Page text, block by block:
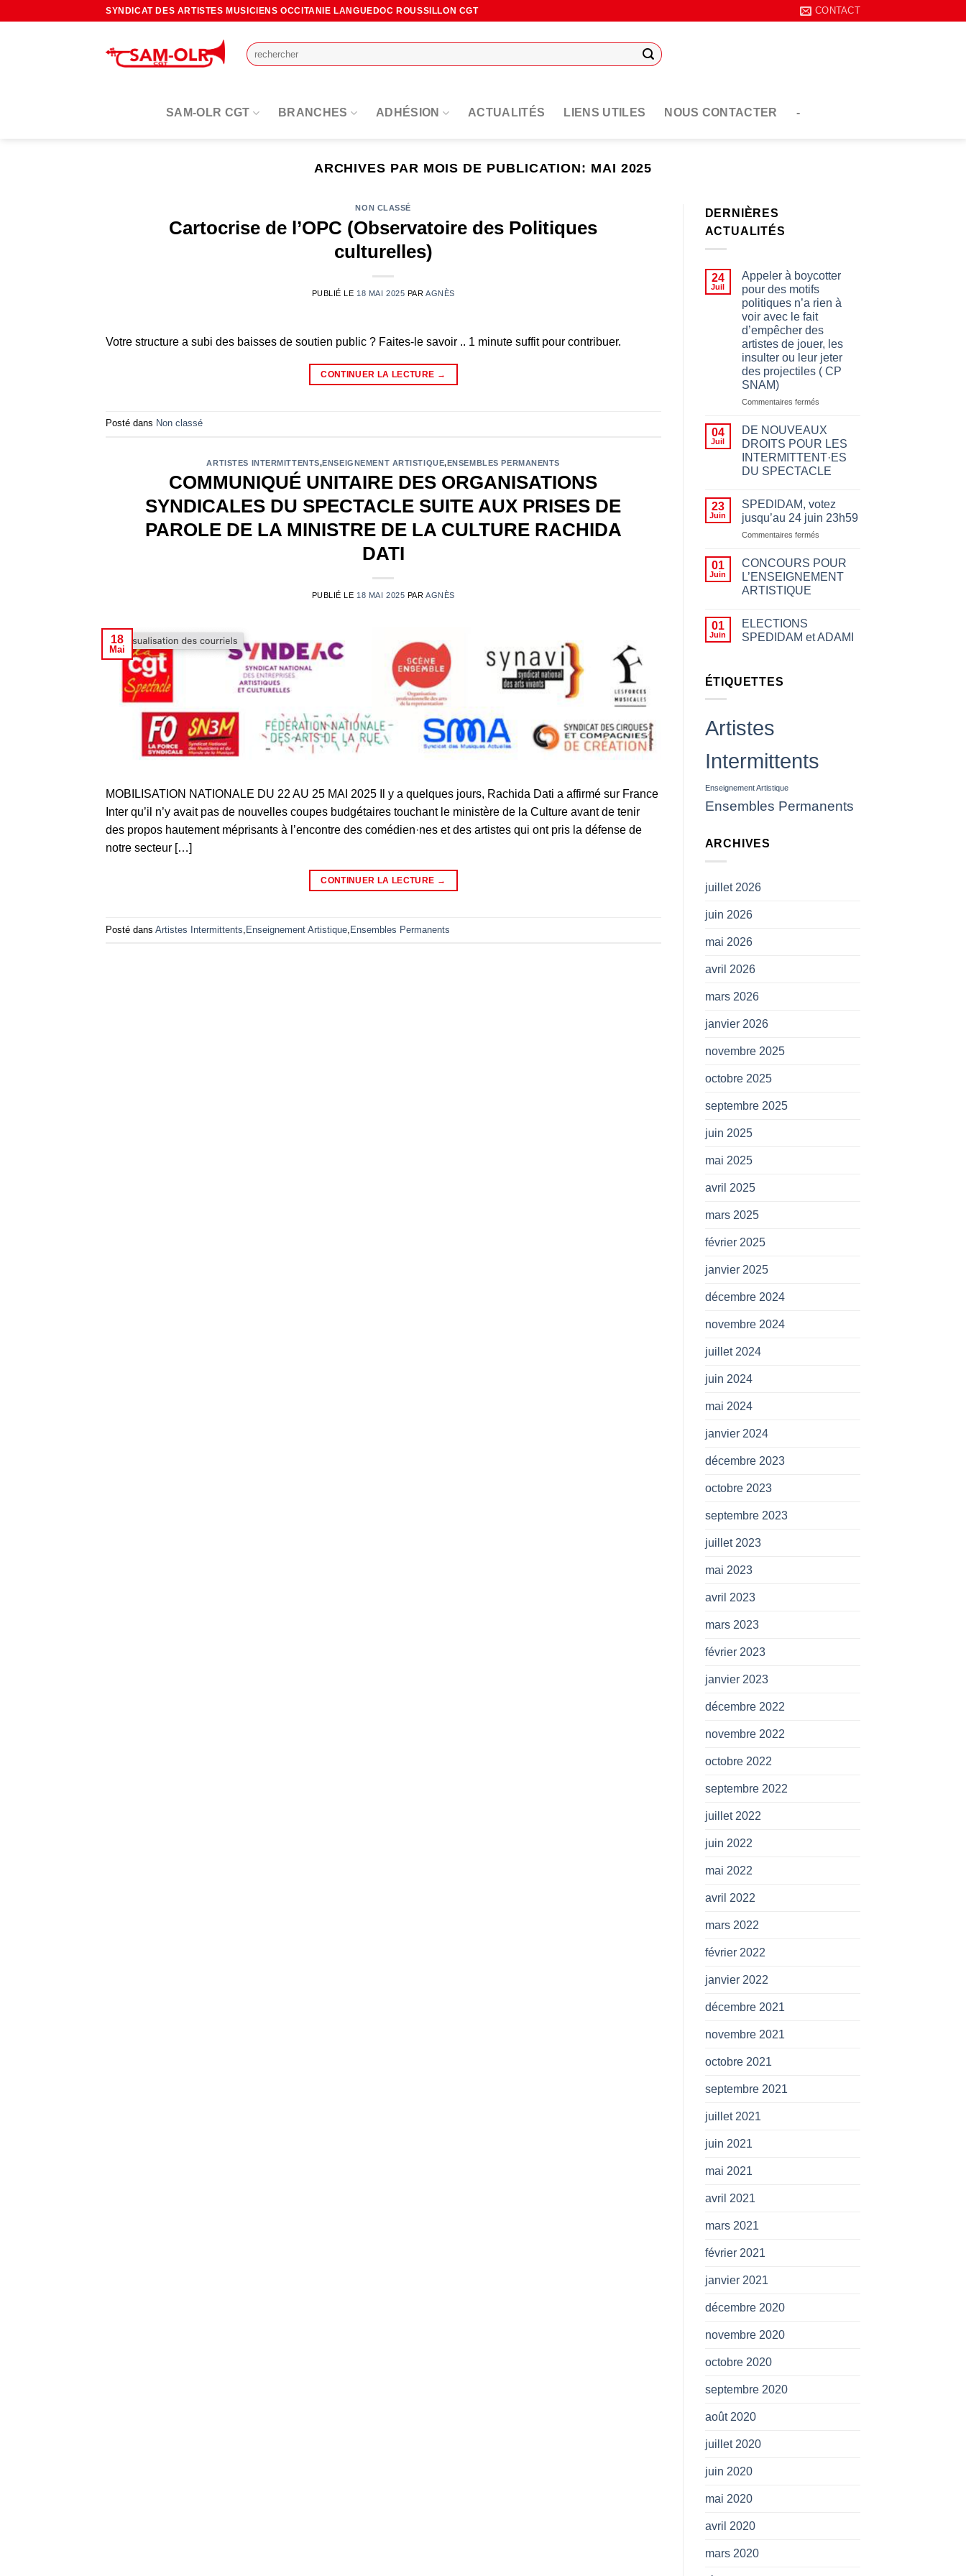
SYNDICAT DES ARTISTES MUSICIENS OCCITANIE LANGUEDOC ROUSSILLON CGT CONTACT
SAM-OLR CGT BRANCHES ADHÉSION ACTUALITÉS LIENS UTILES NOUS CONTACTER -
ARCHIVES PAR MOIS DE PUBLICATION: MAI 2025
NON CLASSÉ
Cartocrise de l’OPC (Observatoire des Politiques
culturelles)
PUBLIÉ LE 18 MAI 2025 PARAGNÈS
Votre structure a subi des baisses de soutien public ? Faites-le savoir .. 1 minute suffit pour contribuer.
CONTINUER LA LECTURE →
Posté dans Non classé
ARTISTES INTERMITTENTS,ENSEIGNEMENT ARTISTIQUE,ENSEMBLES PERMANENTS
COMMUNIQUÉ UNITAIRE DES ORGANISATIONS
SYNDICALES DU SPECTACLE SUITE AUX PRISES DE
PAROLE DE LA MINISTRE DE LA CULTURE RACHIDA
DATI
PUBLIÉ LE18 MAI 2025 PARAGNÈS
18
Mai
MOBILISATION NATIONALE DU 22 AU 25 MAI 2025 Il y a quelques jours, Rachida Dati a affirmé sur France
Inter qu’il n’y avait pas de nouvelles coupes budgétaires touchant le ministère de la Culture avant de tenir
des propos hautement méprisants à l’encontre des comédien·nes et des artistes qui ont pris la défense de
notre secteur […]
CONTINUER LA LECTURE →
Posté dans Artistes Intermittents Enseignement Artistique Ensembles Permanents
DERNIÈRES
ACTUALITÉS
24
Juil
Appeler à boycotter
pour des motifs
politiques n’a rien à
voir avec le fait
d’empêcher des
artistes de jouer, les
insulter ou leur jeter
des projectiles ( CP
SNAM)
Commentaires ferméssur
à
boycotter
pour
des
motifs
n’a
rien
à
voir
le
fait
les
04
Juil
DE NOUVEAUX
DROITS POUR LES
INTERMITTENT·ES
DU SPECTACLE
23
Juin
SPEDIDAM, votez
jusqu’au 24 juin 23h59
Commentaires ferméssur
votez
jusqu’au
24
01
Juin
CONCOURS POUR
L’ENSEIGNEMENT
ARTISTIQUE
01
Juin
ELECTIONS
SPEDIDAM et ADAMI
ÉTIQUETTES
Artistes
Intermittents
Enseignement Artistique
Ensembles Permanents
ARCHIVES
juillet 2026
juin 2026
mai 2026
avril 2026
mars 2026
janvier 2026
novembre 2025
octobre 2025
septembre 2025
juin 2025
mai 2025
avril 2025
mars 2025
février 2025
janvier 2025
décembre 2024
novembre 2024
juillet 2024
juin 2024
mai 2024
janvier 2024
décembre 2023
octobre 2023
septembre 2023
juillet 2023
mai 2023
avril 2023
mars 2023
février 2023
janvier 2023
décembre 2022
novembre 2022
octobre 2022
septembre 2022
juillet 2022
juin 2022
mai 2022
avril 2022
mars 2022
février 2022
janvier 2022
décembre 2021
novembre 2021
octobre 2021
septembre 2021
juillet 2021
juin 2021
mai 2021
avril 2021
mars 2021
février 2021
janvier 2021
décembre 2020
novembre 2020
octobre 2020
septembre 2020
août 2020
juillet 2020
juin 2020
mai 2020
avril 2020
mars 2020